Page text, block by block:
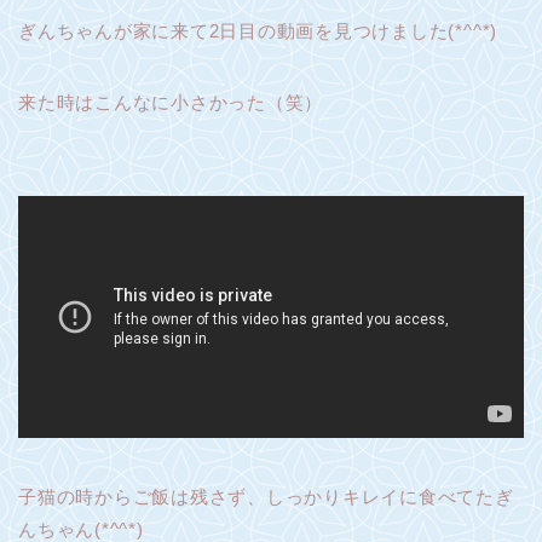
ぎんちゃんが家に来て2日目の動画を見つけました(*^^*)
来た時はこんなに小さかった（笑）
子猫の時からご飯は残さず、しっかりキレイに食べてたぎ
んちゃん(*^^*)